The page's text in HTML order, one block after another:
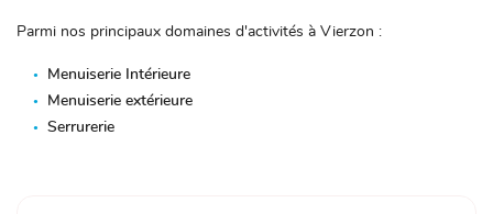
Parmi nos principaux domaines d'activités à Vierzon :
Menuiserie Intérieure
Menuiserie extérieure
Serrurerie